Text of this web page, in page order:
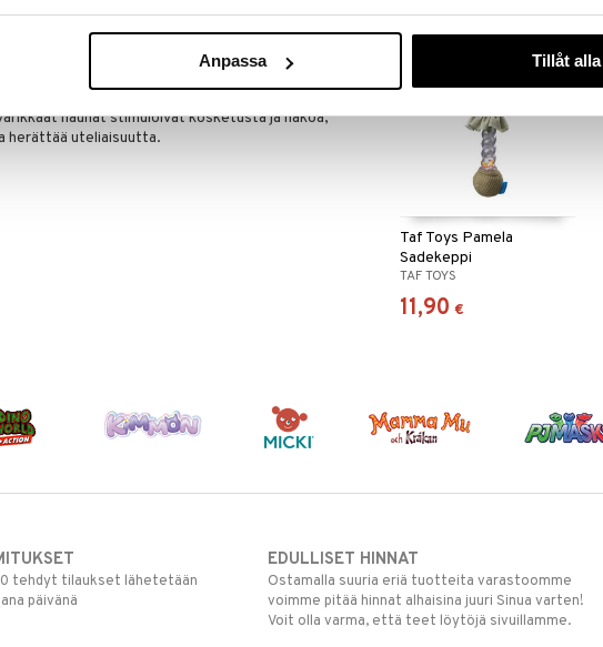
Anpassa Tillåt alla
lastenvaunuihin tai hoitolaukkuihin, jotta lapsellasi
ollessaan.
sekä BPA- ja ftalaattivapaasta muovista
nauhat stimuloivat kosketusta ja näköä,
herättää uteliaisuutta.
Taf Toys Pamela
Sadekeppi
TAF TOYS
11,90 €
tehdyt tilaukset lähetetään
päivänä
EDULLISET HINNAT
Ostamalla suuria eriä tuotteita varastoomme
voimme pitää hinnat alhaisina juuri Sinua varten!
Voit olla varma, että teet löytöjä sivuillamme.